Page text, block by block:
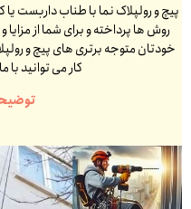
پیچ و رولپلاک نما با طناب داربست یا
روش ها پرداخته و برای شما از
خودتان متوجه برتری های پیچ و
کار می توانید